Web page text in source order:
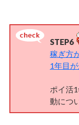
STEP6
稼ぎ方
1年目
ポイ活
動につ